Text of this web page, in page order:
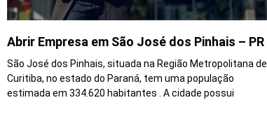
Abrir Empresa em São José dos Pinhais – PR
São José dos Pinhais, situada na Região Metropolitana de
Curitiba, no estado do Paraná, tem uma população
estimada em 334.620 habitantes . A cidade possui